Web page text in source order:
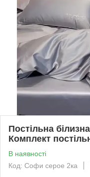
Постільна
Комплект
В наявності
Код: Софи серое 2ка